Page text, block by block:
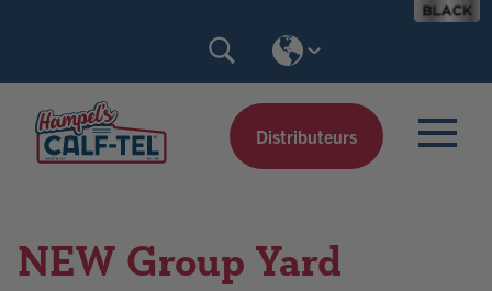
Distributeurs
NEW Group Yard